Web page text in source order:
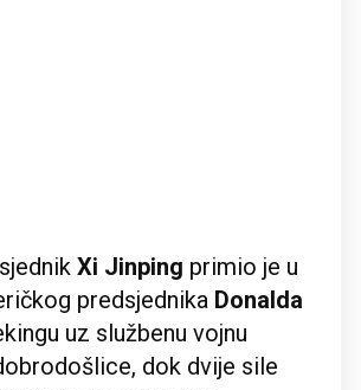
Xi Jinping primio je u
predsjednika Donalda
uz službenu vojnu
dok dvije sile